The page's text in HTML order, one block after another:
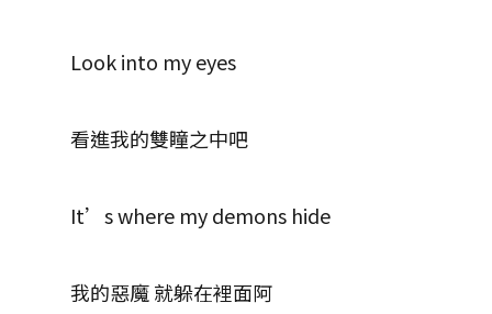
Look into my eyes
看進我的雙瞳之中吧
It’s where my demons hide
我的惡魔 就躲在裡面阿